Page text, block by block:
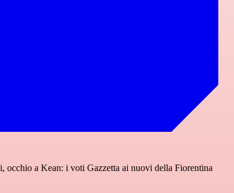
occhio a Kean: i voti Gazzetta ai nuovi della Fiorentina